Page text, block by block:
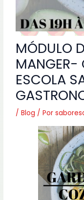
MÓDULO
MANGER-
ESCOLA
/Blog / Por